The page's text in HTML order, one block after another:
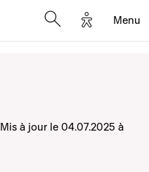
Options
Menu
Mis à jour le 04.07.2025 à